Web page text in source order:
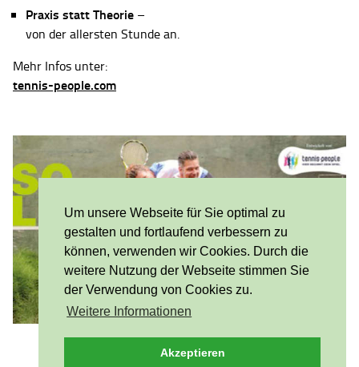
Um unsere Webseite für Sie optimal zu
gestalten und fortlaufend verbessern zu
können, verwenden wir Cookies. Durch die
weitere Nutzung der Webseite stimmen Sie
der Verwendung von Cookies zu.
Weitere Informationen
Akzeptieren
Praxis statt Theorie –
von der allersten Stunde an.
Mehr Infos unter:
tennis-people.com